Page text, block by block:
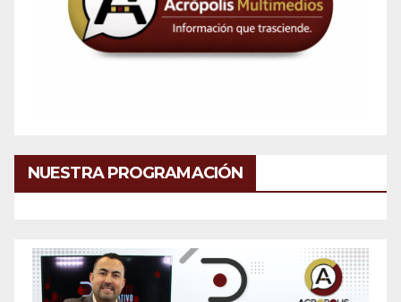
NUESTRA PROGRAMACIÓN